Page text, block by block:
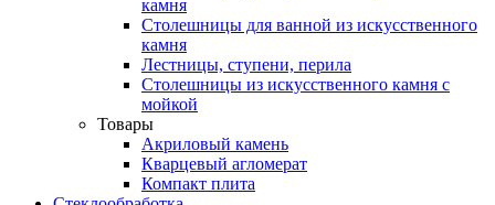
камня
Столешницы для ванной из искусственного
камня
Лестницы, ступени, перила
Столешницы из искусственного камня с
мойкой
Товары
Акриловый камень
Кварцевый агломерат
Компакт плита